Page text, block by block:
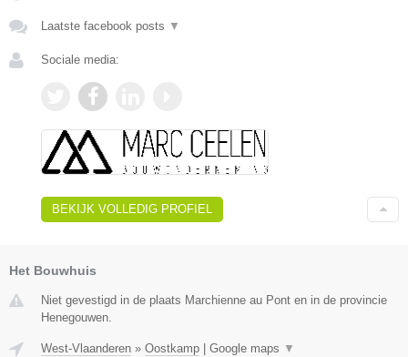
Laatste facebook posts ▼
Sociale media:
BEKIJK VOLLEDIG PROFIEL
Het Bouwhuis
Niet gevestigd in de plaats Marchienne au Pont en in de provincie
Henegouwen.
West-Vlaanderen » Oostkamp | Google maps ▼